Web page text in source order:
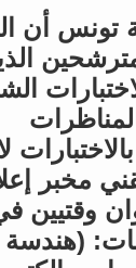
تونس أن
مخبر
وقتيين
(هندسة